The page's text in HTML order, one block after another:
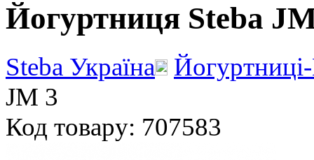
Йогуртниця Steba
Steba Україна
JM 3
Код товару: 707583